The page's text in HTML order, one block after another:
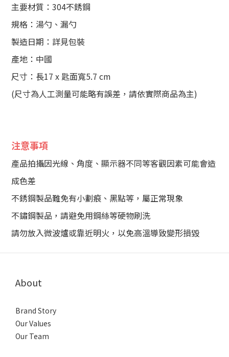
主要材質：304不銹鋼
規格：湯勺、漏勺
製造日期：詳見包裝
產地：中國
尺寸：長17 x 匙面寬5.7 cm
(尺寸為人工測量可能略有誤差，請依實際商品為主)
注意事項
產品拍攝因光線、角度、顯示器不同等客觀因素可能會造
成色差
不銹鋼製品難免有小劃痕、黑點等，屬正常現象
不鏽鋼製品，請避免用鋼絲等硬物刷洗
請勿放入微波爐或靠近明火，以免高溫導致變形損毀
About
Brand Story
Our Values
Our Team